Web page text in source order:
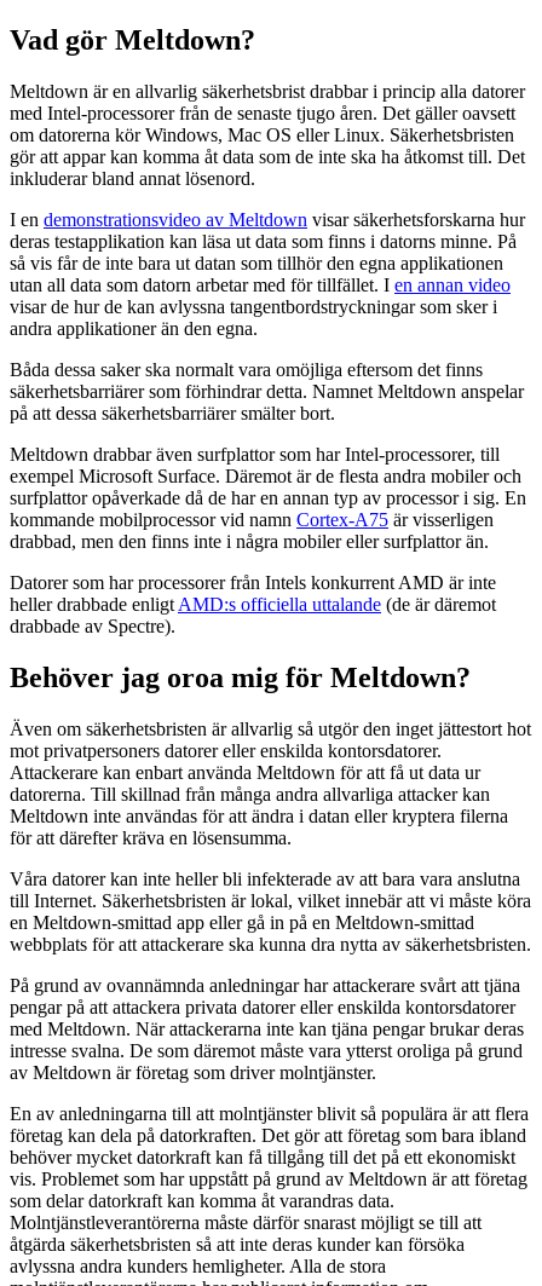
Vad gör Meltdown?
Meltdown är en allvarlig säkerhetsbrist drabbar i princip alla datorer
med Intel-processorer från de senaste tjugo åren. Det gäller oavsett
om datorerna kör Windows, Mac OS eller Linux. Säkerhetsbristen
gör att appar kan komma åt data som de inte ska ha åtkomst till. Det
inkluderar bland annat lösenord.
I en demonstrationsvideo av Meltdown visar säkerhetsforskarna hur
deras testapplikation kan läsa ut data som finns i datorns minne. På
så vis får de inte bara ut datan som tillhör den egna applikationen
utan all data som datorn arbetar med för tillfället. I en annan video
visar de hur de kan avlyssna tangentbordstryckningar som sker i
andra applikationer än den egna.
Båda dessa saker ska normalt vara omöjliga eftersom det finns
säkerhetsbarriärer som förhindrar detta. Namnet Meltdown anspelar
på att dessa säkerhetsbarriärer smälter bort.
Meltdown drabbar även surfplattor som har Intel-processorer, till
exempel Microsoft Surface. Däremot är de flesta andra mobiler och
surfplattor opåverkade då de har en annan typ av processor i sig. En
kommande mobilprocessor vid namn Cortex-A75 är visserligen
drabbad, men den finns inte i några mobiler eller surfplattor än.
Datorer som har processorer från Intels konkurrent AMD är inte
heller drabbade enligt AMD:s officiella uttalande (de är däremot
drabbade av Spectre).
Behöver jag oroa mig för Meltdown?
Även om säkerhetsbristen är allvarlig så utgör den inget jättestort hot
mot privatpersoners datorer eller enskilda kontorsdatorer.
Attackerare kan enbart använda Meltdown för att få ut data ur
datorerna. Till skillnad från många andra allvarliga attacker kan
Meltdown inte användas för att ändra i datan eller kryptera filerna
för att därefter kräva en lösensumma.
Våra datorer kan inte heller bli infekterade av att bara vara anslutna
till Internet. Säkerhetsbristen är lokal, vilket innebär att vi måste köra
en Meltdown-smittad app eller gå in på en Meltdown-smittad
webbplats för att attackerare ska kunna dra nytta av säkerhetsbristen.
På grund av ovannämnda anledningar har attackerare svårt att tjäna
pengar på att attackera privata datorer eller enskilda kontorsdatorer
med Meltdown. När attackerarna inte kan tjäna pengar brukar deras
intresse svalna. De som däremot måste vara ytterst oroliga på grund
av Meltdown är företag som driver molntjänster.
En av anledningarna till att molntjänster blivit så populära är att flera
företag kan dela på datorkraften. Det gör att företag som bara ibland
behöver mycket datorkraft kan få tillgång till det på ett ekonomiskt
vis. Problemet som har uppstått på grund av Meltdown är att företag
som delar datorkraft kan komma åt varandras data.
Molntjänstleverantörerna måste därför snarast möjligt se till att
åtgärda säkerhetsbristen så att inte deras kunder kan försöka
avlyssna andra kunders hemligheter. Alla de stora